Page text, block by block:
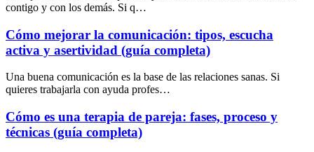
contigo y con los demás. Si q…
Cómo mejorar la comunicación: tipos, escucha
activa y asertividad (guía completa)
Una buena comunicación es la base de las relaciones sanas. Si
quieres trabajarla con ayuda profes…
Cómo es una terapia de pareja: fases, proceso y
técnicas (guía completa)